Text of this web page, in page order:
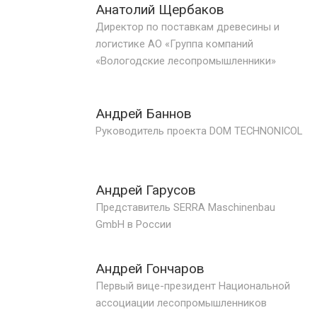
Анатолий Щербаков
Директор по поставкам древесины и
логистике АО «Группа компаний
«Вологодские лесопромышленники»
Андрей Баннов
Руководитель проекта DOM TECHNONICOL
Андрей Гарусов
Представитель SERRA Maschinenbau
GmbH в России
Андрей Гончаров
Первый вице-президент Национальной
ассоциации лесопромышленников